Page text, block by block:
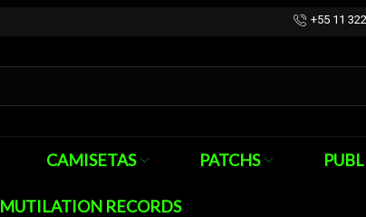
+55 11
CAMISETAS PATCHS
MUTILATION RECORDS